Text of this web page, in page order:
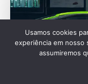
Usamos cookies
experiência em nosso
assumiremos